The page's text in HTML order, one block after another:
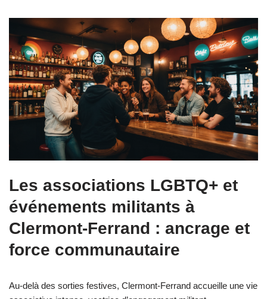
Les associations LGBTQ+ et
événements militants à
Clermont-Ferrand : ancrage et
force communautaire
Au-delà des sorties festives, Clermont-Ferrand accueille une vie